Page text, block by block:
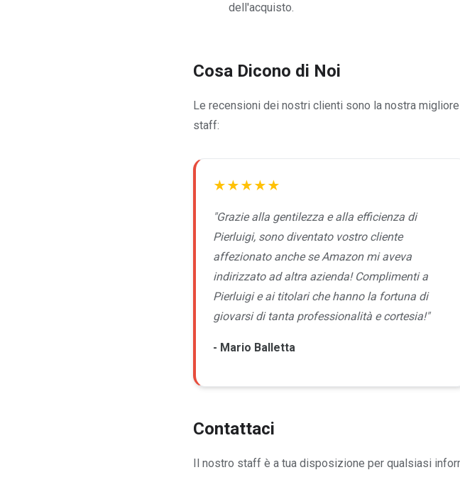
dell'acquisto.
Cosa Dicono di Noi
Le recensioni dei nostri clienti sono la nostra
staff:
★★★★★
"Grazie alla gentilezza e alla efficienza di
Pierluigi, sono diventato vostro cliente
affezionato anche se Amazon mi aveva
indirizzato ad altra azienda! Complimenti a
Pierluigi e ai titolari che hanno la fortuna di
giovarsi di tanta professionalità e cortesia!"
- Mario Balletta
Contattaci
Il nostro staff è a tua disposizione per qualsiasi